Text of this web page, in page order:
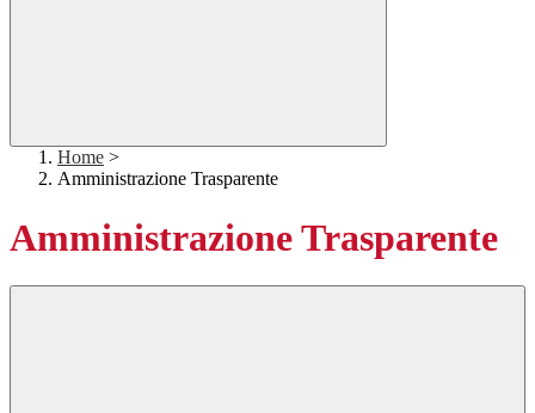
Home >
Amministrazione Trasparente
Amministrazione Trasparente